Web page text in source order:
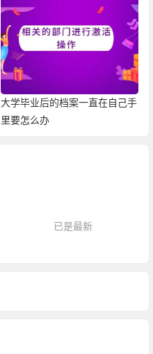
大学毕业后的档案一直在自己手
里要怎么办
已是最新